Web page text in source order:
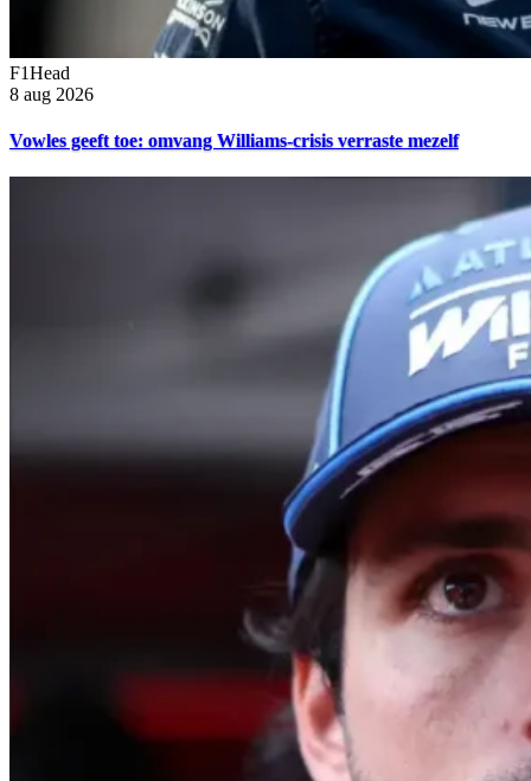
F1Head
8 aug 2026
Vowles geeft toe: omvang Williams-crisis verraste mezelf